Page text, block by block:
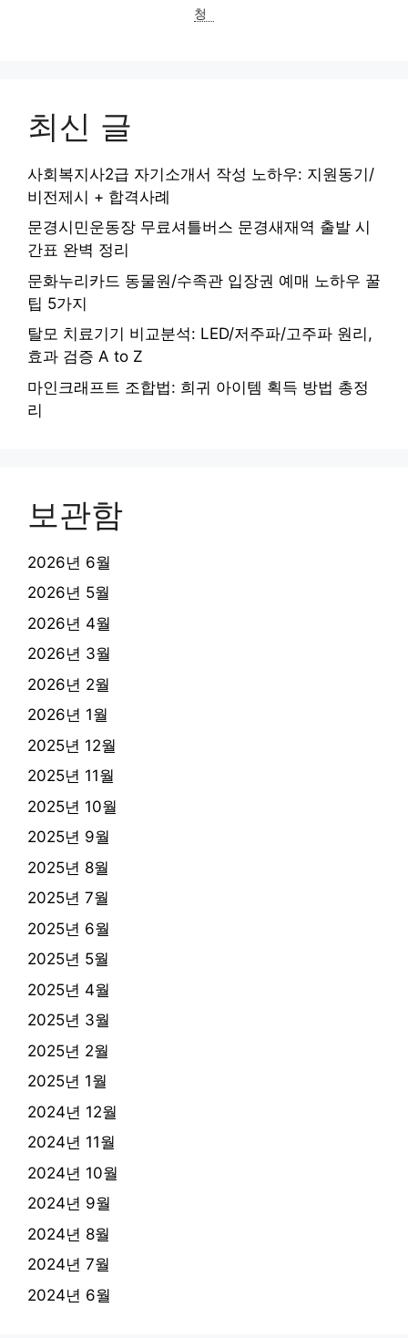
청
최신 글
사회복지사2급 자기소개서 작성 노하우: 지원동기/
비전제시 + 합격사례
문경시민운동장 무료셔틀버스 문경새재역 출발 시
간표 완벽 정리
문화누리카드 동물원/수족관 입장권 예매 노하우 꿀
팁 5가지
탈모 치료기기 비교분석: LED/저주파/고주파 원리,
효과 검증 A to Z
마인크래프트 조합법: 희귀 아이템 획득 방법 총정
리
보관함
2026년 6월
2026년 5월
2026년 4월
2026년 3월
2026년 2월
2026년 1월
2025년 12월
2025년 11월
2025년 10월
2025년 9월
2025년 8월
2025년 7월
2025년 6월
2025년 5월
2025년 4월
2025년 3월
2025년 2월
2025년 1월
2024년 12월
2024년 11월
2024년 10월
2024년 9월
2024년 8월
2024년 7월
2024년 6월